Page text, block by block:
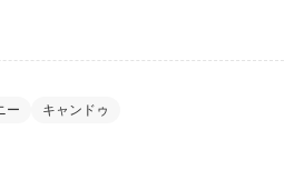
ー キャンドゥ